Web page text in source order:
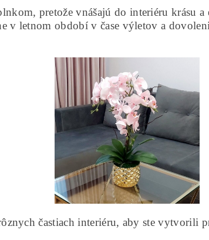
pretože vnášajú do interiéru krásu
v letnom období v čase výletov a
častiach interiéru, aby ste vytvorili